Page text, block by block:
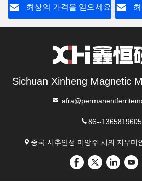
최상의 가격을 얻으세요
Sichuan Xinheng Magnetic
86--
중국 시추안성 미앙주 시의 지우미